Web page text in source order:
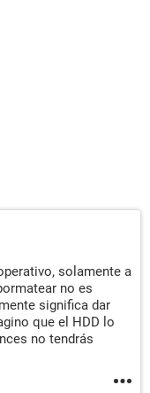
solamente a
no es
significa dar
que el HDD lo
no tendrás